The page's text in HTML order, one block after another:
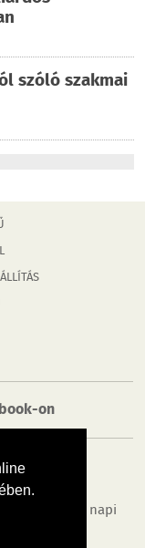
szóló szakmai
on
képek, napi